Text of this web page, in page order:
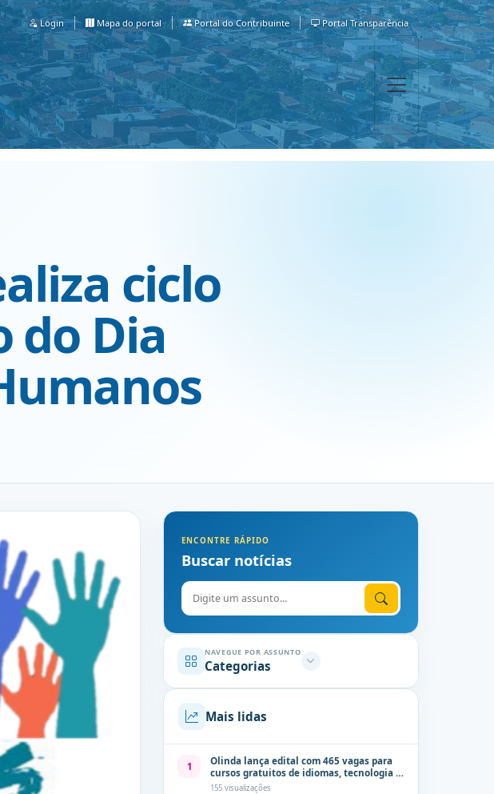
Login Mapa do portal Portal do Contribuinte Portal Transparência
ciclo
do Dia
ENCONTRE RÁPIDO
Buscar notícias
Digite o assunto
NAVEGUE POR ASSUNTO
Categorias
Mais lidas
1
Olinda lança edital com 465 vagas para
cursos gratuitos de idiomas, tecnologia e
comunicação
155 visualizações